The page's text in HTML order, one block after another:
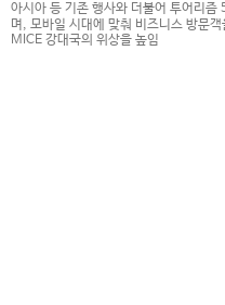
아시아 등 기존 행사와 더불어 투어리
며, 모바일 시대에 맞춰 비즈니스 방문
MICE 강대국의 위상을 높임